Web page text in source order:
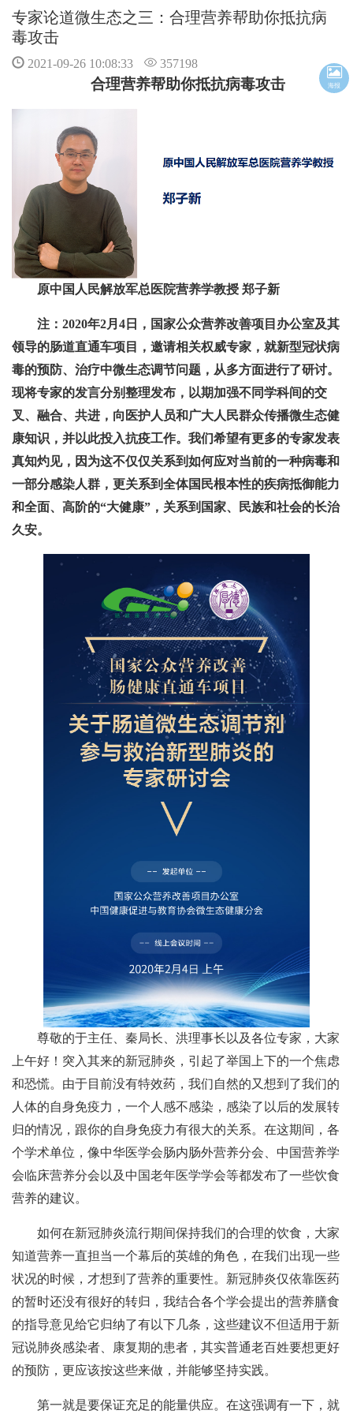
专家论道微生态之三：合理营养帮助你抵抗病
毒攻击
2021-09-26 10:08:33 357198
合理营养帮助你抵抗病毒攻击
原中国人民解放军总医院营养学教授 郑子新
注：2020年2月4日，国家公众营养改善项目办公室及其
领导的肠道直通车项目，邀请相关权威专家，就新型冠状病
毒的预防、治疗中微生态调节问题，从多方面进行了研讨。
现将专家的发言分别整理发布，以期加强不同学科间的交
叉、融合、共进，向医护人员和广大人民群众传播微生态健
康知识，并以此投入抗疫工作。我们希望有更多的专家发表
真知灼见，因为这不仅仅关系到如何应对当前的一种病毒和
一部分感染人群，更关系到全体国民根本性的疾病抵御能力
和全面、高阶的“大健康”，关系到国家、民族和社会的长治
久安。
尊敬的于主任、秦局长、洪理事长以及各位专家，大家
上午好！突入其来的新冠肺炎，引起了举国上下的一个焦虑
和恐慌。由于目前没有特效药，我们自然的又想到了我们的
人体的自身免疫力，一个人感不感染，感染了以后的发展转
归的情况，跟你的自身免疫力有很大的关系。在这期间，各
个学术单位，像中华医学会肠内肠外营养分会、中国营养学
会临床营养分会以及中国老年医学学会等都发布了一些饮食
营养的建议。
如何在新冠肺炎流行期间保持我们的合理的饮食，大家
知道营养一直担当一个幕后的英雄的角色，在我们出现一些
状况的时候，才想到了营养的重要性。新冠肺炎仅依靠医药
的暂时还没有很好的转归，我结合各个学会提出的营养膳食
的指导意见给它归纳了有以下几条，这些建议不但适用于新
冠说肺炎感染者、康复期的患者，其实普通老百姓要想更好
的预防，更应该按这些来做，并能够坚持实践。
第一就是要保证充足的能量供应。在这强调有一下，就
海报